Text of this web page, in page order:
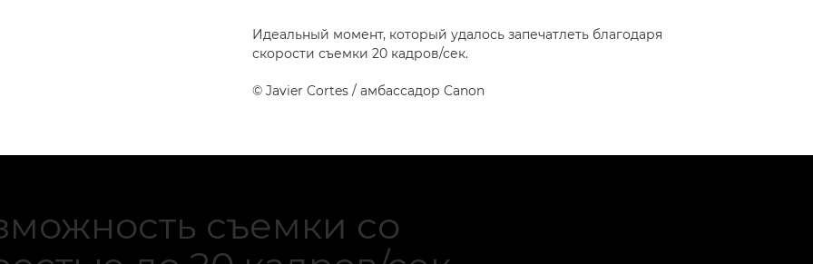
Идеальный момент, который удалось запечатлеть благодаря
скорости съемки 20 кадров/сек.
© Javier Cortes / амбассадор Canon
съемки со